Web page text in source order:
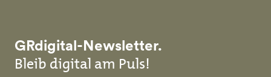
GRdigital-Newsletter.
Bleib digital am Puls!